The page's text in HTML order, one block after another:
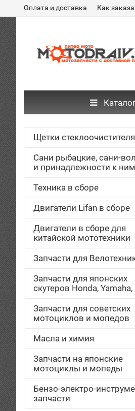
Оплата и доставка Как
Щетки стеклоочистителя
Сани рыбацкие, сани-
и принадлежности к ним
Техника в сборе
Двигатели Lifan в сборе
Двигатели в сборе для
китайской мототехники
Запчасти для
Запчасти для японских
скутеров Honda, Yamaha,
Запчасти для советских
мотоциклов и мопедов
Масла и химия
Запчасти на японские
мотоциклы и мопеды
Бензо-электро-
запчасти